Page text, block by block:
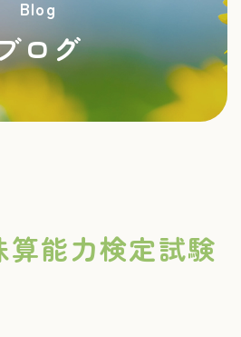
Blog
ログ
能力検定試験